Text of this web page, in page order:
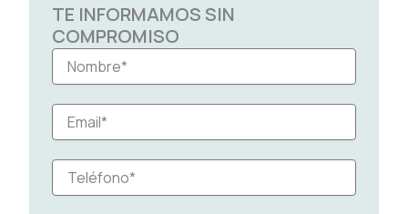
TE INFORMAMOS SIN
COMPROMISO